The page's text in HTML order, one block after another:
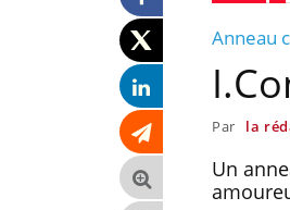
Anneau
Par la
Un